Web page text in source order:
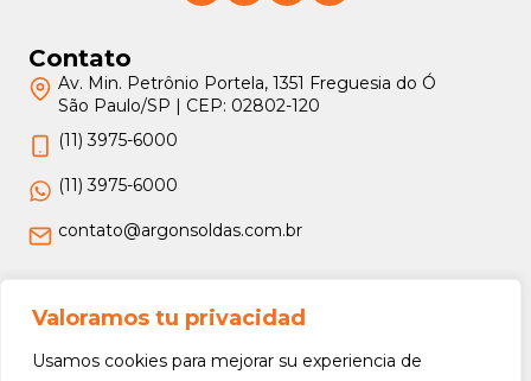
Valoramos tu privacidad
Usamos cookies para mejorar su experiencia de
Contato
Av. Min. Petrônio Portela, 1351 Freguesia do Ó
São Paulo/SP | CEP: 02802-120
(11) 3975-6000
(11) 3975-6000
contato@argonsoldas.com.br
Jurídico
Termos e Condições
Política de Privacidade